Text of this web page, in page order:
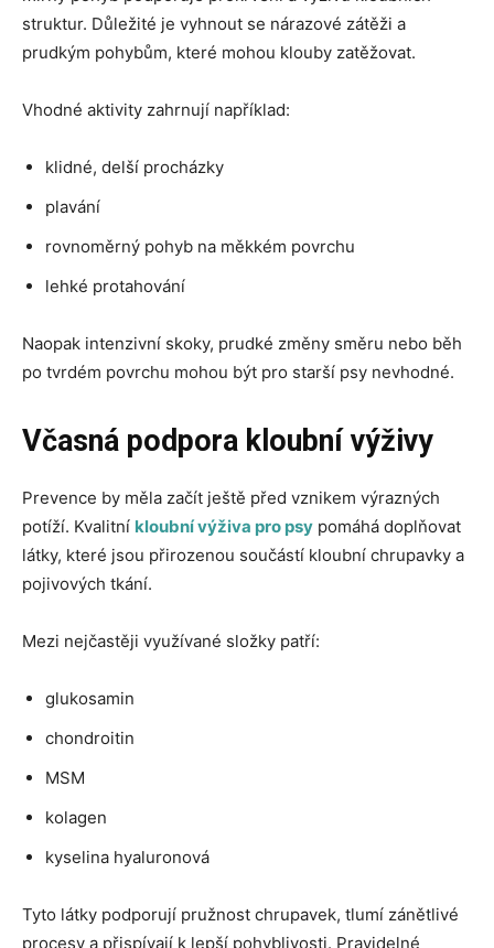
struktur. Důležité je vyhnout se nárazové zátěži a
prudkým pohybům, které mohou klouby zatěžovat.
Vhodné aktivity zahrnují například:
klidné, delší procházky
plavání
rovnoměrný pohyb na měkkém povrchu
lehké protahování
Naopak intenzivní skoky, prudké změny směru nebo běh
po tvrdém povrchu mohou být pro starší psy nevhodné.
Včasná podpora kloubní výživy
Prevence by měla začít ještě před vznikem výrazných
potíží. Kvalitní kloubní výživa pro psy pomáhá doplňovat
látky, které jsou přirozenou součástí kloubní chrupavky a
pojivových tkání.
Mezi nejčastěji využívané složky patří:
glukosamin
chondroitin
MSM
kolagen
kyselina hyaluronová
Tyto látky podporují pružnost chrupavek, tlumí zánětlivé
procesy a přispívají k lepší pohyblivosti. Pravidelné